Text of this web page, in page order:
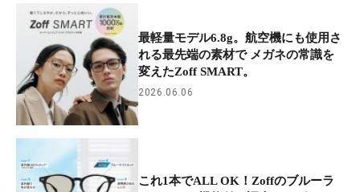
最軽量モデル6.8g。航空機にも使用さ
れる最先端の素材で メガネの常識を
変えたZoff SMART。
2026.06.06
これ1本でALL OK！Zoffのブルーラ